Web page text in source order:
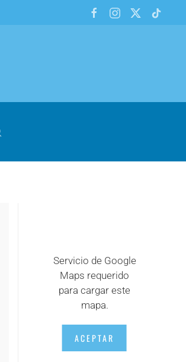
Servicio de Google
Maps requerido
para cargar este
mapa.
ACEPTAR